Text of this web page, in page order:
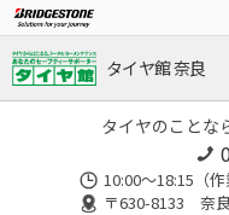
タイヤ館 奈良
タイヤのことな
10:00～18:15（
〒630-8133 奈